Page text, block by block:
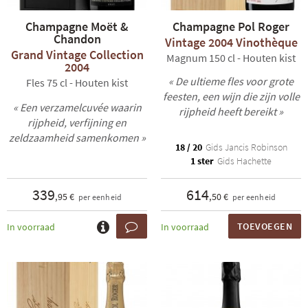
Champagne Moët &
Chandon
Grand Vintage Collection
2004
Fles 75 cl - Houten kist
« Een verzamelcuvée waarin
rijpheid, verfijning en
zeldzaamheid samenkomen »
339,95 € per eenheid
In voorraad
Champagne Pol Roger
Vintage 2004 Vinothèque
Magnum 150 cl - Houten kist
« De ultieme fles voor grote
feesten, een wijn die zijn volle
rijpheid heeft bereikt »
18 / 20 Gids Jancis Robinson
1 ster Gids Hachette
614,50 € per eenheid
In voorraad TOEVOEGEN